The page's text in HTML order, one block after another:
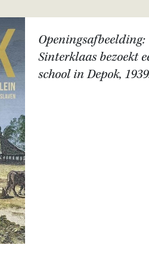
Openingsafbeelding:
Sinterklaas bezoekt
school in Depok,